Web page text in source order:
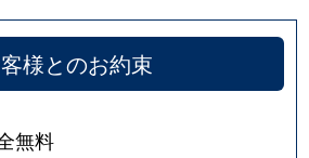
様とのお約束
無料